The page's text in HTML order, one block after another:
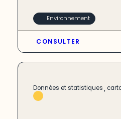
Environnement
CONSULTER
Données et statistiques,